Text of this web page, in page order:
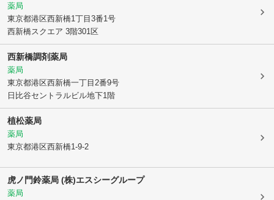
薬局
東京都港区西新橋1丁目3番1号
西新橋スクエア 3階301区
西新橋調剤薬局
薬局
東京都港区西新橋一丁目2番9号
日比谷セントラルビル地下1階
植松薬局
薬局
東京都港区西新橋1-9-2
虎ノ門鈴薬局 (株)エスシーグループ
薬局